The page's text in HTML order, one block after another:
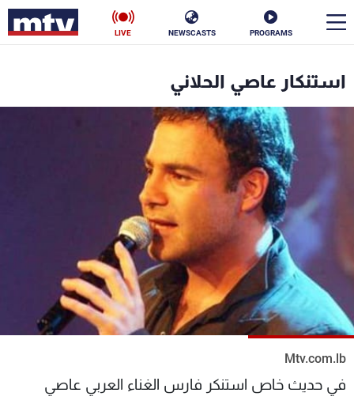
PROGRAMS
NEWSCASTS
LIVE
استنكار عاصي الحلاني
Mtv.com.lb
في حديث خاص استنكر فارس الغناء العربي عاصي
سياسة ناس
إقتصاد فن
منوعات رياضة
كأس العالم
البرامج
جدول البرامج
الترددات